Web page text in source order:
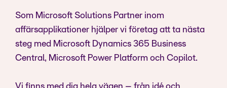
Som Microsoft Solutions Partner inom
affärsapplikationer hjälper vi företag att ta nästa
steg med Microsoft Dynamics 365 Business
Central, Microsoft Power Platform och Copilot.